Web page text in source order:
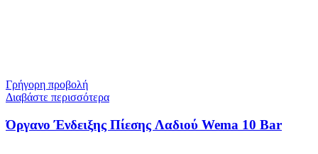
Γρήγορη προβολή
Διαβάστε περισσότερα
Όργανο Ένδειξης Πίεσης Λαδιού Wema 10 Bar